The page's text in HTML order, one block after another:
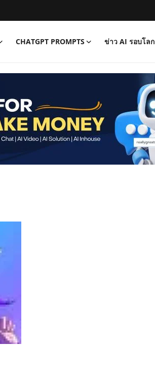
CHATGPT PROMPTS ข่าว AI รอบโลก